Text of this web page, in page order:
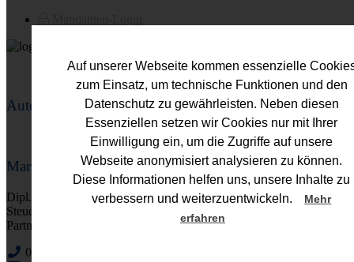
Auf unserer Webseite kommen essenzielle
zum Einsatz, um technische Funktionen und den
Datenschutz zu gewährleisten. Neben diesen
Essenziellen setzen wir Cookies nur mit Ihrer
Einwilligung ein, um die Zugriffe auf unsere
Webseite anonymisiert analysieren zu können.
Diese Informationen helfen uns, unsere Inhalte zu
verbessern und weiterzuentwickeln.
Mehr
erfahren
Autor
Mario Fuhs
Dipl.-Kfm. (FH)
Steuerberater
Partner
0221 - 752113-0